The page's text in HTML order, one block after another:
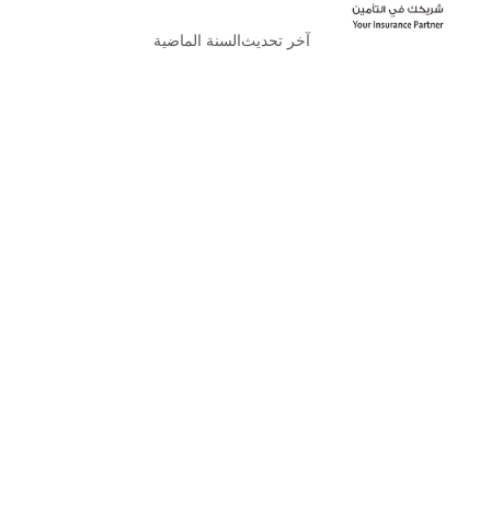
آخر تحديث السنة الماضية